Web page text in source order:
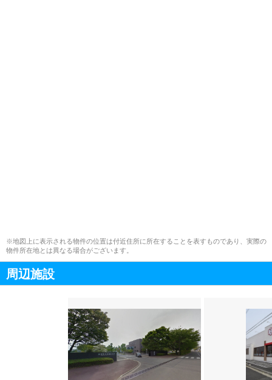
※地図上に表示される物件の位置は付近住所に所在することを表すものであり、実際の
物件所在地とは異なる場合がございます。
周辺施設